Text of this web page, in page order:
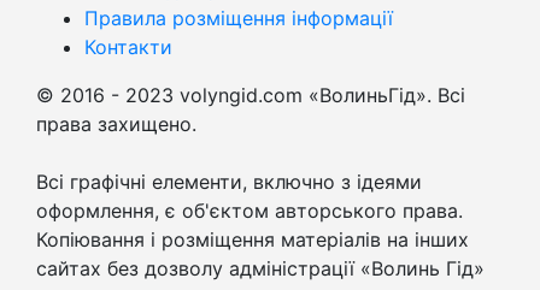
Правила розміщення інформації
Контакти
© 2016 - 2023 volyngid.com «ВолиньГід». Всі
права захищено.
Всі графічні елементи, включно з ідеями
оформлення, є об'єктом авторського права.
Копіювання і розміщення матеріалів на інших
сайтах без дозволу адміністрації «Волинь Гід»